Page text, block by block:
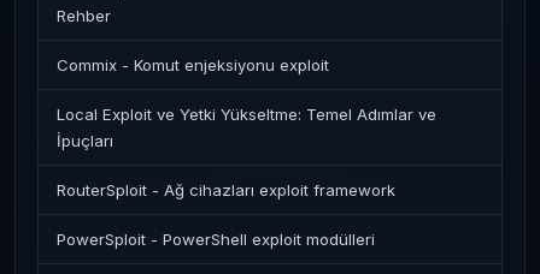
Rehber
Commix - Komut enjeksiyonu exploit
Local Exploit ve Yetki Yükseltme: Temel Adımlar ve
İpuçları
RouterSploit - Ağ cihazları exploit framework
PowerSploit - PowerShell exploit modülleri